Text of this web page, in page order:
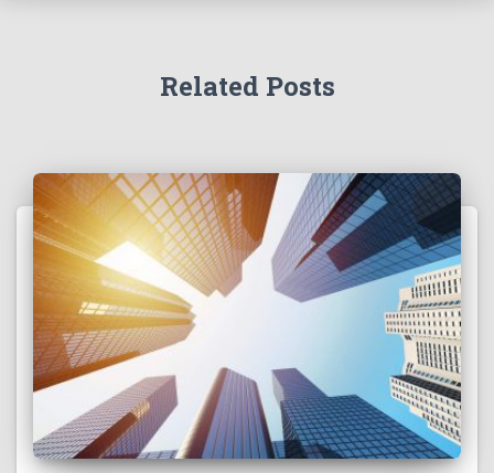
Related Posts